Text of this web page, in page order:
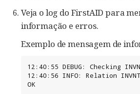
Veja o log do FirstAID para
informação e erros.
Exemplo de mensagem de
12:40:55 DEBUG: Checking
12:40:56 INFO: Relation
OK